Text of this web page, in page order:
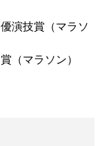
演技賞（マラソ
（マラソン）